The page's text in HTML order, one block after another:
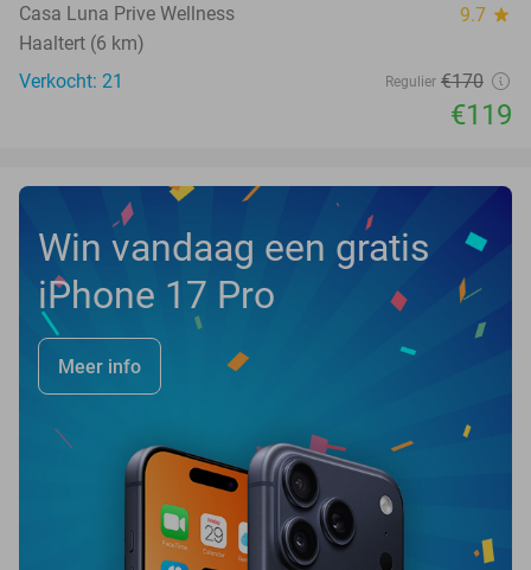
Casa Luna Prive Wellness 9.7 star
Haaltert (6 km)
Verkocht: 21
Regulier €170
€119
Win vandaag een gratis
iPhone 17 Pro
Meer info